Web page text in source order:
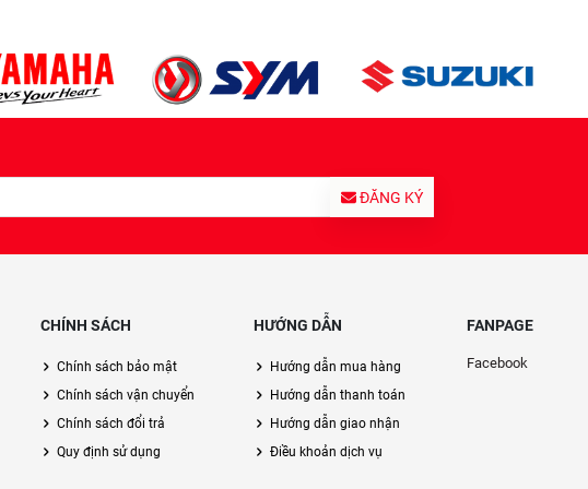
ĐĂNG KÝ
CHÍNH SÁCH
Chính sách bảo mật
Chính sách vận chuyển
Chính sách đổi trả
Quy định sử dụng
HƯỚNG DẪN
Hướng dẫn mua hàng
Hướng dẫn thanh toán
Hướng dẫn giao nhận
Điều khoản dịch vụ
FANPAGE
Facebook